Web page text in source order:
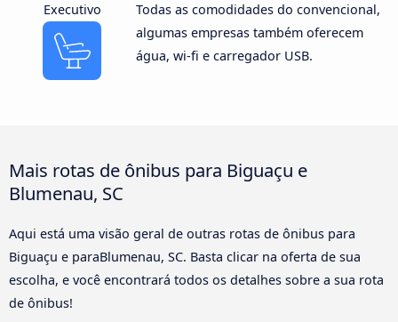
Executivo
Todas as comodidades do convencional,
algumas empresas também oferecem
água, wi-fi e carregador USB.
Mais rotas de ônibus para Biguaçu e
Blumenau, SC
Aqui está uma visão geral de outras rotas de ônibus para
Biguaçu e paraBlumenau, SC. Basta clicar na oferta de sua
escolha, e você encontrará todos os detalhes sobre a sua rota
de ônibus!